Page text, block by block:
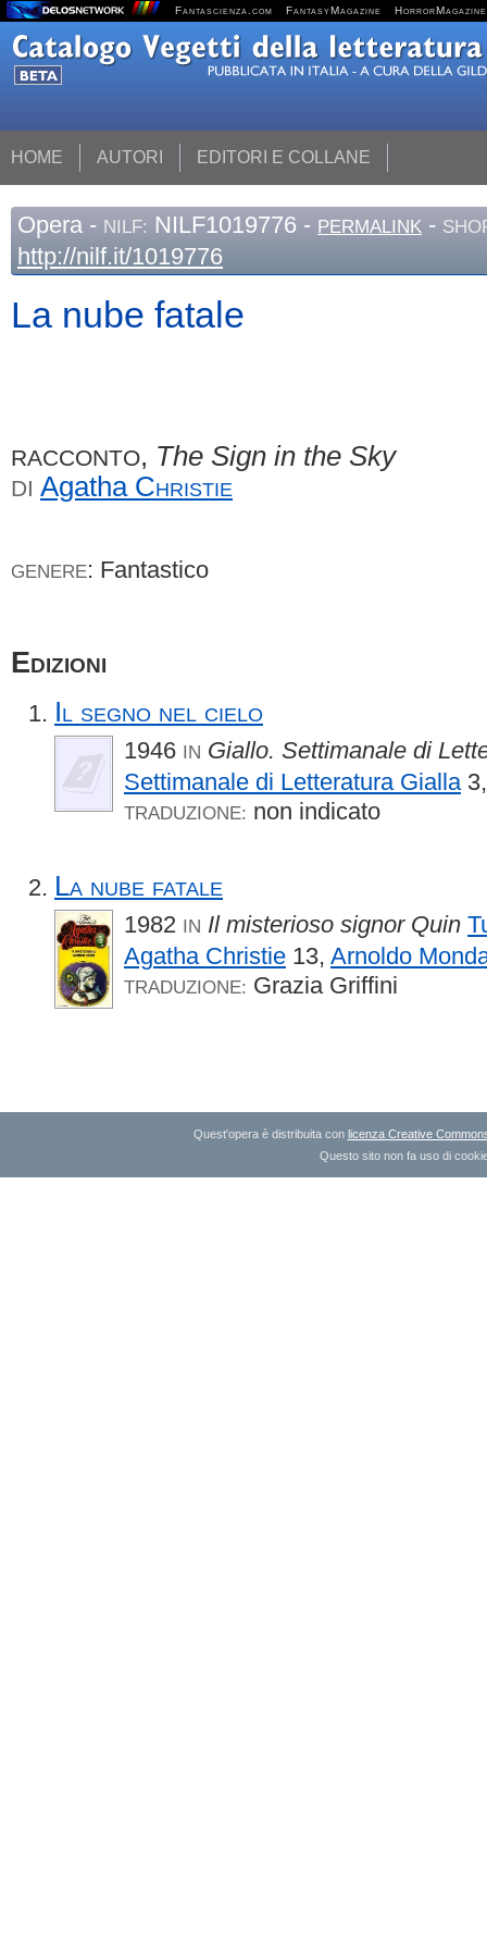
Fantascienza.com FantasyMagazine HorrorMagazine
HOME AUTORI EDITORI E COLLANE
Opera - NILF: NILF1019776 - PERMALINK -
http://nilf.it/1019776
La nube fatale
RACCONTO, The Sign in the Sky
DI Agatha Christie
GENERE: Fantastico
Edizioni
Il segno nel cielo
1946 IN Giallo. Settimanale di
Settimanale di Letteratura Gialla
TRADUZIONE: non indicato
La nube fatale
1982 IN Il misterioso signor Quin
Agatha Christie 13, Arnoldo
TRADUZIONE: Grazia Griffini
Quest'opera è distribuita con licenza Creative
Questo sito non fa uso di